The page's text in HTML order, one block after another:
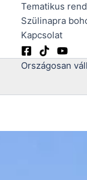
Tematikus
Szülinapra
Kapcsolat
Országosan